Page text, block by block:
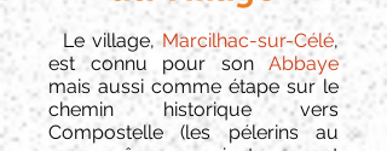
Le village,Marcilhac-sur-Célé,
est connu pour son Abbaye
mais aussi comme étape sur le
chemin historique vers
Compostelle (les pélerins au